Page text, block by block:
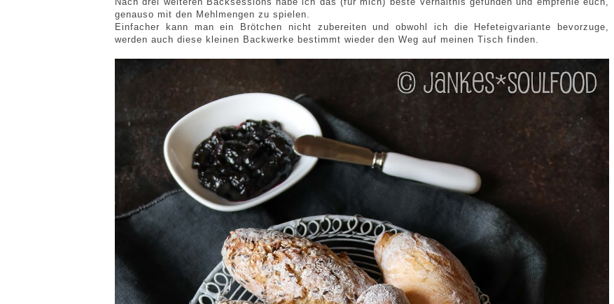
genauso mit den Mehlmengen zu spielen.
Einfacher kann man ein Brötchen nicht zubereiten und obwohl ich die Hefeteigvariante bevorzuge,
werden auch diese kleinen Backwerke bestimmt wieder den Weg auf meinen Tisch finden.